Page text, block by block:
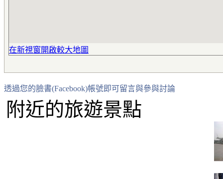
在新視窗開啟較大地圖
透過您的臉書(Facebook)帳號即可留言與參與討論
附近的旅遊景點